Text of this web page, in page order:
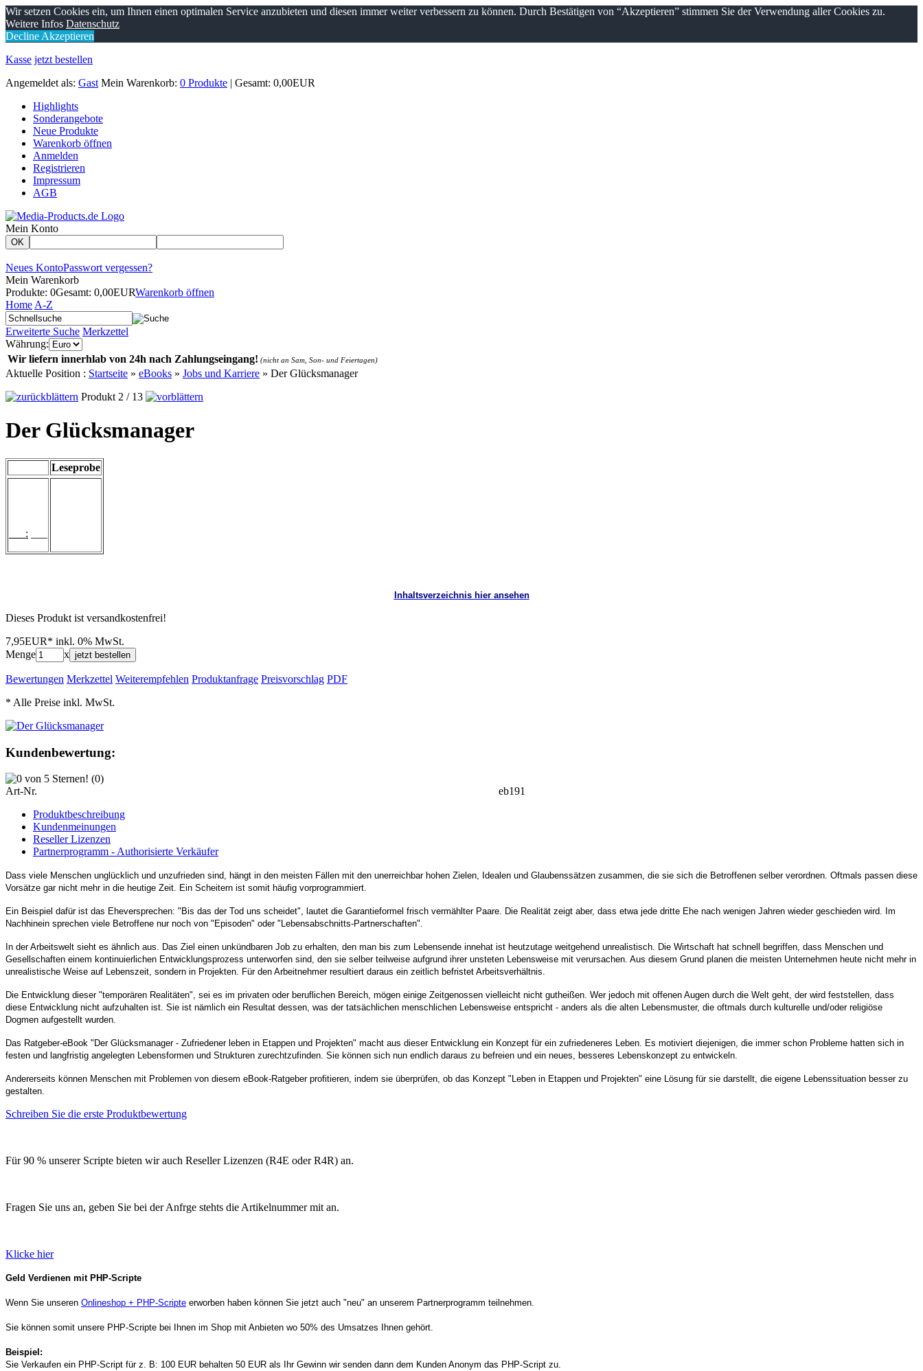
Wir setzen Cookies ein, um Ihnen einen optimalen Service anzubieten und diesen immer weiter verbessern zu können. Durch Bestätigen von “Akzeptieren” stimmen Sie der Verwendung aller Cookies zu.
Weitere Infos Datenschutz
Decline Akzeptieren
Kasse jetzt bestellen
Angemeldet als: Gast Mein Warenkorb: 0 Produkte | Gesamt: 0,00EUR
Highlights
Sonderangebote
Neue Produkte
Warenkorb öffnen
Anmelden
Registrieren
Impressum
AGB
Mein Konto
OK
Neues KontoPasswort vergessen?
Mein Warenkorb
Produkte: 0Gesamt: 0,00EURWarenkorb öffnen
Home A-Z
Erweiterte Suche Merkzettel
Währung:
Wir liefern innerhlab von 24h nach Zahlungseingang! (nicht an Sam, Son- und Feiertagen)
Aktuelle Position : Startseite » eBooks » Jobs und Karriere » Der Glücksmanager
Produkt 2 / 13
Der Glücksmanager
Leseprobe
___:
Inhaltsverzeichnis hier ansehen
Dieses Produkt ist versandkostenfrei!
7,95EUR* inkl. 0% MwSt.
Menge
x jetzt bestellen
Bewertungen Merkzettel Weiterempfehlen Produktanfrage Preisvorschlag PDF
* Alle Preise inkl. MwSt.
Kundenbewertung:
(0)
Art-Nr.
eb191
Produktbeschreibung
Kundenmeinungen
Reseller Lizenzen
Partnerprogramm - Authorisierte Verkäufer
Dass viele Menschen unglücklich und unzufrieden sind, hängt in den meisten Fällen mit den unerreichbar hohen Zielen, Idealen und Glaubenssätzen zusammen, die sie sich die Betroffenen selber verordnen. Oftmals passen diese
Vorsätze gar nicht mehr in die heutige Zeit. Ein Scheitern ist somit häufig vorprogrammiert.
Ein Beispiel dafür ist das Eheversprechen: "Bis das der Tod uns scheidet", lautet die Garantieformel frisch vermählter Paare. Die Realität zeigt aber, dass etwa jede dritte Ehe nach wenigen Jahren wieder geschieden wird. Im
Nachhinein sprechen viele Betroffene nur noch von "Episoden" oder "Lebensabschnitts-Partnerschaften".
In der Arbeitswelt sieht es ähnlich aus. Das Ziel einen unkündbaren Job zu erhalten, den man bis zum Lebensende innehat ist heutzutage weitgehend unrealistisch. Die Wirtschaft hat schnell begriffen, dass Menschen und
Gesellschaften einem kontinuierlichen Entwicklungsprozess unterworfen sind, den sie selber teilweise aufgrund ihrer unsteten Lebensweise mit verursachen. Aus diesem Grund planen die meisten Unternehmen heute nicht mehr in
unrealistische Weise auf Lebenszeit, sondern in Projekten. Für den Arbeitnehmer resultiert daraus ein zeitlich befristet Arbeitsverhältnis.
Die Entwicklung dieser "temporären Realitäten", sei es im privaten oder beruflichen Bereich, mögen einige Zeitgenossen vielleicht nicht gutheißen. Wer jedoch mit offenen Augen durch die Welt geht, der wird feststellen, dass
diese Entwicklung nicht aufzuhalten ist. Sie ist nämlich ein Resultat dessen, was der tatsächlichen menschlichen Lebensweise entspricht - anders als die alten Lebensmuster, die oftmals durch kulturelle und/oder religiöse
Dogmen aufgestellt wurden.
Das Ratgeber-eBook "Der Glücksmanager - Zufriedener leben in Etappen und Projekten" macht aus dieser Entwicklung ein Konzept für ein zufriedeneres Leben. Es motiviert diejenigen, die immer schon Probleme hatten sich in
festen und langfristig angelegten Lebensformen und Strukturen zurechtzufinden. Sie können sich nun endlich daraus zu befreien und ein neues, besseres Lebenskonzept zu entwickeln.
Andererseits können Menschen mit Problemen von diesem eBook-Ratgeber profitieren, indem sie überprüfen, ob das Konzept "Leben in Etappen und Projekten" eine Lösung für sie darstellt, die eigene Lebenssituation besser zu
gestalten.
Schreiben Sie die erste Produktbewertung
Für 90 % unserer Scripte bieten wir auch Reseller Lizenzen (R4E oder R4R) an.
Fragen Sie uns an, geben Sie bei der Anfrge stehts die Artikelnummer mit an.
Klicke hier
Geld Verdienen mit PHP-Scripte
Wenn Sie unseren Onlineshop + PHP-Scripte erworben haben können Sie jetzt auch "neu" an unserem Partnerprogramm teilnehmen.
Sie können somit unsere PHP-Scripte bei Ihnen im Shop mit Anbieten wo 50% des Umsatzes Ihnen gehört.
Beispiel:
Sie Verkaufen ein PHP-Script für z. B: 100 EUR behalten 50 EUR als Ihr Gewinn wir senden dann dem Kunden Anonym das PHP-Script zu.